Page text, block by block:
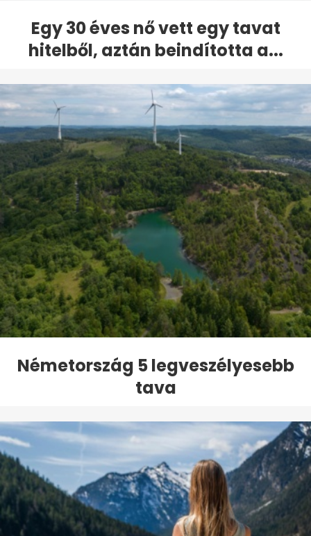
Egy 30 éves nő vett egy tavat
hitelből, aztán beindította a...
Németország 5 legveszélyesebb
tava